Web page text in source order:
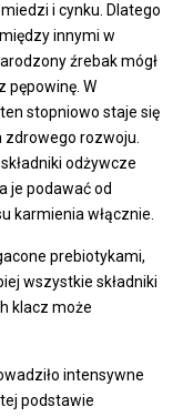
i cynku. Dlatego
innymi w
źrebak mógł
pępowinę. W
stopniowo staje się
rozwoju.
odżywcze
je podawać od
karmienia włącznie.
prebiotykami,
wszystkie składniki
klacz może
intensywne
podstawie